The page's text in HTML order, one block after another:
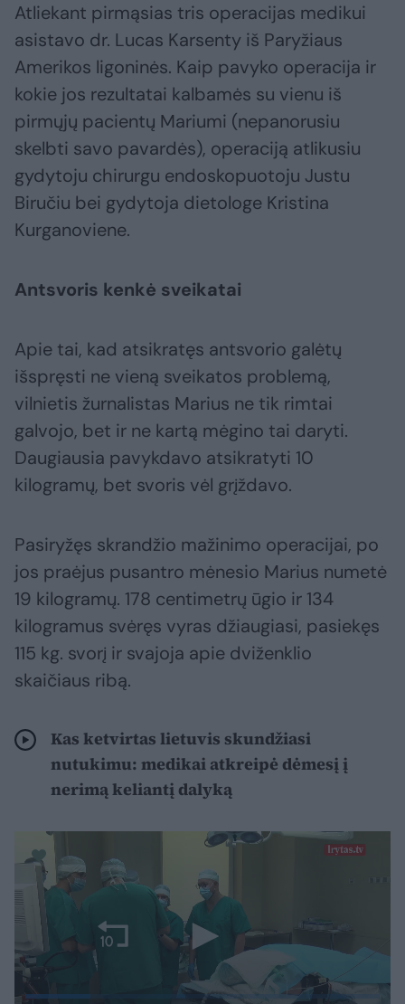
Atliekant pirmąsias tris operacijas medikui
asistavo dr. Lucas Karsenty iš Paryžiaus
Amerikos ligoninės. Kaip pavyko operacija ir
kokie jos rezultatai kalbamės su vienu iš
pirmųjų pacientų Mariumi (nepanorusiu
skelbti savo pavardės), operaciją atlikusiu
gydytoju chirurgu endoskopuotoju Justu
Biručiu bei gydytoja dietologe Kristina
Kurganoviene.
Antsvoris kenkė sveikatai
Apie tai, kad atsikratęs antsvorio galėtų
išspręsti ne vieną sveikatos problemą,
vilnietis žurnalistas Marius ne tik rimtai
galvojo, bet ir ne kartą mėgino tai daryti.
Daugiausia pavykdavo atsikratyti 10
kilogramų, bet svoris vėl grįždavo.
Pasiryžęs skrandžio mažinimo operacijai, po
jos praėjus pusantro mėnesio Marius numetė
19 kilogramų. 178 centimetrų ūgio ir 134
kilogramus svėręs vyras džiaugiasi, pasiekęs
115 kg. svorį ir svajoja apie dviženklio
skaičiaus ribą.
Kas ketvirtas lietuvis skundžiasi
nutukimu: medikai atkreipė dėmesį į
nerimą keliantį dalyką